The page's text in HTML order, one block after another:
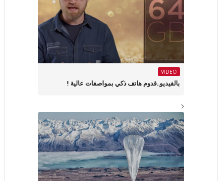
VIDEO
بالفيديو..قدوم هاتف ذكي بمواصفات عالية !